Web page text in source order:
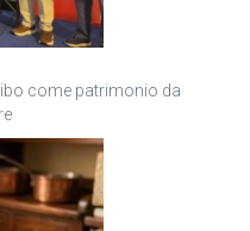
come patrimonio da